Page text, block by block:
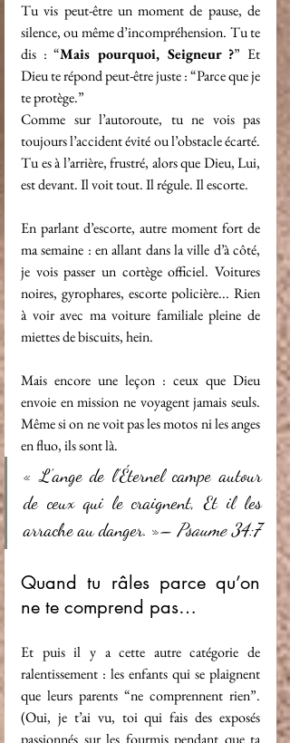
Tu vis peut-être un moment de pause, de
silence, ou même d’incompréhension. Tu te
dis : “Mais pourquoi, Seigneur ?” Et
Dieu te répond peut-être juste : “Parce que je
te protège.”
Comme sur l’autoroute, tu ne vois pas
toujours l’accident évité ou l’obstacle écarté.
Tu es à l’arrière, frustré, alors que Dieu, Lui,
est devant. Il voit tout. Il régule. Il escorte.
En parlant d’escorte, autre moment fort de
ma semaine : en allant dans la ville d’à côté,
je vois passer un cortège officiel. Voitures
noires, gyrophares, escorte policière... Rien
à voir avec ma voiture familiale pleine de
miettes de biscuits, hein.
Mais encore une leçon : ceux que Dieu
envoie en mission ne voyagent jamais seuls.
Même si on ne voit pas les motos ni les anges
en fluo, ils sont là.
« L’ange de l’Éternel campe autour
de ceux qui le craignent, Et il les
arrache au danger. »– Psaume 34:7
Quand tu râles parce qu’on
ne te comprend pas…
Et puis il y a cette autre catégorie de
ralentissement : les enfants qui se plaignent
que leurs parents “ne comprennent rien”.
(Oui, je t’ai vu, toi qui fais des exposés
passionnés sur les fourmis pendant que ta